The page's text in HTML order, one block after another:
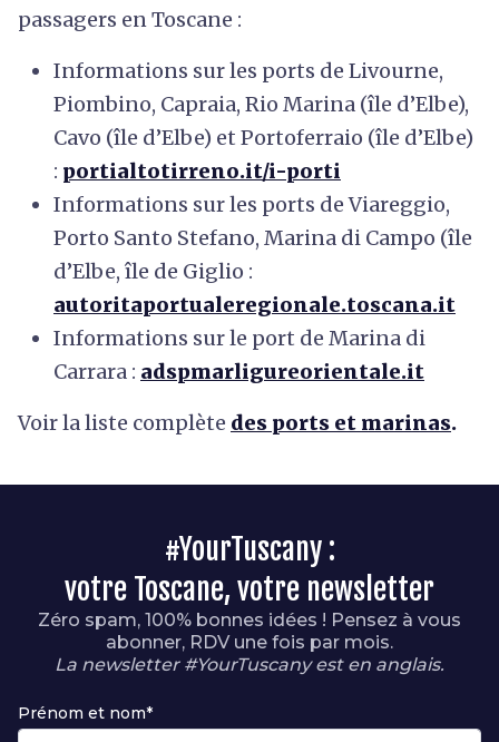
passagers en Toscane :
Informations sur les ports de Livourne,
Piombino, Capraia, Rio Marina (île d’Elbe),
Cavo (île d’Elbe) et Portoferraio (île d’Elbe)
: portialtotirreno.it/i-porti
Informations sur les ports de Viareggio,
Porto Santo Stefano, Marina di Campo (île
d’Elbe, île de Giglio :
autoritaportualeregionale.toscana.it
Informations sur le port de Marina di
Carrara : adspmarligureorientale.it
Voir la liste complète des ports et marinas.
#YourTuscany :
votre Toscane, votre newsletter
Zéro spam, 100% bonnes idées ! Pensez à vous
abonner, RDV une fois par mois.
La newsletter #YourTuscany est en anglais.
Prénom et nom*